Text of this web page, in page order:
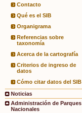
Contacto
Qué es el SIB
Organigrama
Referencias sobre
taxonomía
Acerca de la cartografía
Criterios de ingreso de
datos
Cómo citar datos del SIB
Noticias
Administración de Parques
Nacionales